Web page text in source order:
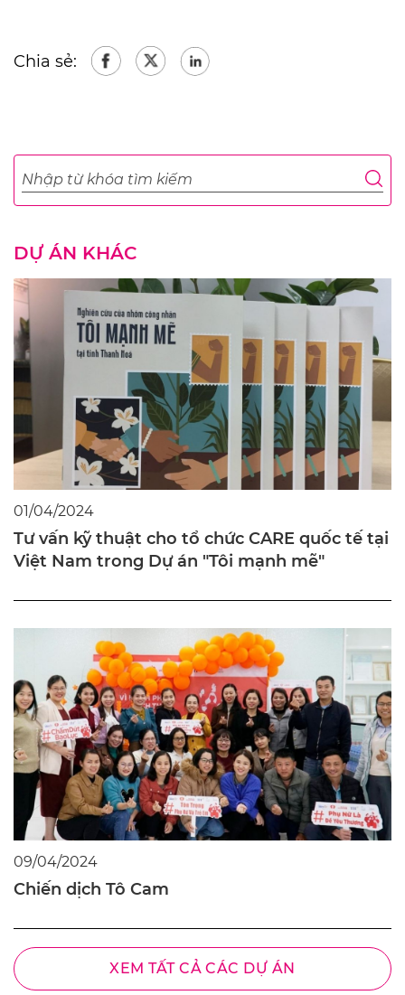
Chia sẻ:
DỰ ÁN KHÁC
01/04/2024
Tư vấn kỹ thuật cho tổ chức CARE quốc tế tại
Việt Nam trong Dự án "Tôi mạnh mẽ"
09/04/2024
Chiến dịch Tô Cam
XEM TẤT CẢ CÁC DỰ ÁN